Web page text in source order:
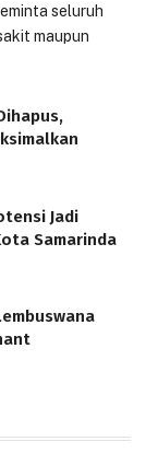
seluruh
maupun
Jadi
Samarinda